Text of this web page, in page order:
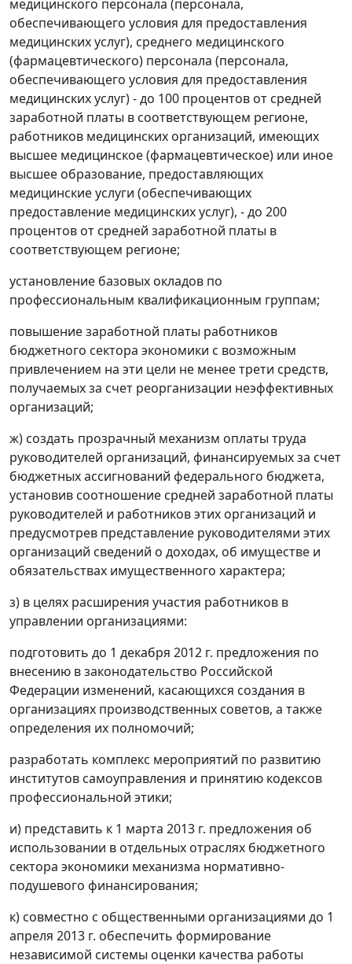
медицинского персонала (персонала,
обеспечивающего условия для предоставления
медицинских услуг), среднего медицинского
(фармацевтического) персонала (персонала,
обеспечивающего условия для предоставления
медицинских услуг) - до 100 процентов от средней
заработной платы в соответствующем регионе,
работников медицинских организаций, имеющих
высшее медицинское (фармацевтическое) или иное
высшее образование, предоставляющих
медицинские услуги (обеспечивающих
предоставление медицинских услуг), - до 200
процентов от средней заработной платы в
соответствующем регионе;
установление базовых окладов по
профессиональным квалификационным группам;
повышение заработной платы работников
бюджетного сектора экономики с возможным
привлечением на эти цели не менее трети средств,
получаемых за счет реорганизации неэффективных
организаций;
ж) создать прозрачный механизм оплаты труда
руководителей организаций, финансируемых за счет
бюджетных ассигнований федерального бюджета,
установив соотношение средней заработной платы
руководителей и работников этих организаций и
предусмотрев представление руководителями этих
организаций сведений о доходах, об имуществе и
обязательствах имущественного характера;
з) в целях расширения участия работников в
управлении организациями:
подготовить до 1 декабря 2012 г. предложения по
внесению в законодательство Российской
Федерации изменений, касающихся создания в
организациях производственных советов, а также
определения их полномочий;
разработать комплекс мероприятий по развитию
институтов самоуправления и принятию кодексов
профессиональной этики;
и) представить к 1 марта 2013 г. предложения об
использовании в отдельных отраслях бюджетного
сектора экономики механизма нормативно-
подушевого финансирования;
к) совместно с общественными организациями до 1
апреля 2013 г. обеспечить формирование
независимой системы оценки качества работы